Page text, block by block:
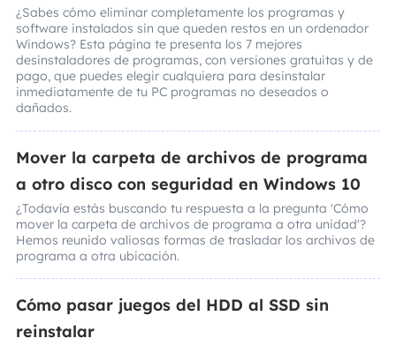
¿Sabes cómo eliminar completamente los programas y
software instalados sin que queden restos en un ordenador
Windows? Esta página te presenta los 7 mejores
desinstaladores de programas, con versiones gratuitas y de
pago, que puedes elegir cualquiera para desinstalar
inmediatamente de tu PC programas no deseados o
dañados.
Mover la carpeta de archivos de programa
a otro disco con seguridad en Windows 10
¿Todavía estás buscando tu respuesta a la pregunta 'Cómo
mover la carpeta de archivos de programa a otra unidad'?
Hemos reunido valiosas formas de trasladar los archivos de
programa a otra ubicación.
Cómo pasar juegos del HDD al SSD sin
reinstalar